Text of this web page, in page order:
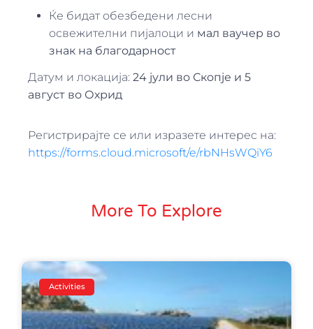
Ќе бидат обезбедени лесни
освежителни пијалоци и мал ваучер во
знак на благодарност
Датум и локација:24 јули во Скопје и 5
август во Охрид
Регистрирајте се или изразете интерес на:
https://forms.cloud.microsoft/e/rbNHsWQiY6
More To Explore
Activities